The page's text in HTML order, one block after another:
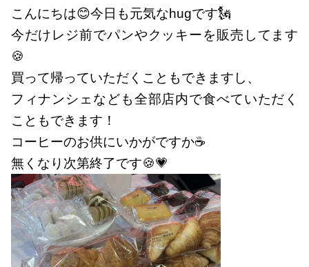
こんにちは😊今日も元気なhugです🗽
今だけレジ前でパンやクッキーを販売してます
🍪
買って帰っていただくこともできますし、
フィナンシェなども全部店内で食べていただく
こともできます！
コーヒーのお供にいかがですか☕
無くなり次第終了です🍪💗